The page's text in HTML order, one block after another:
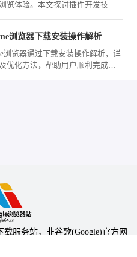
览体验。本文探讨插件开发技术
浏览器下载安装操作解析
浏览器通过下载安装操作解析，详
优化方法，帮助用户顺利完成安
服务站，非谷歌(Google)官方网